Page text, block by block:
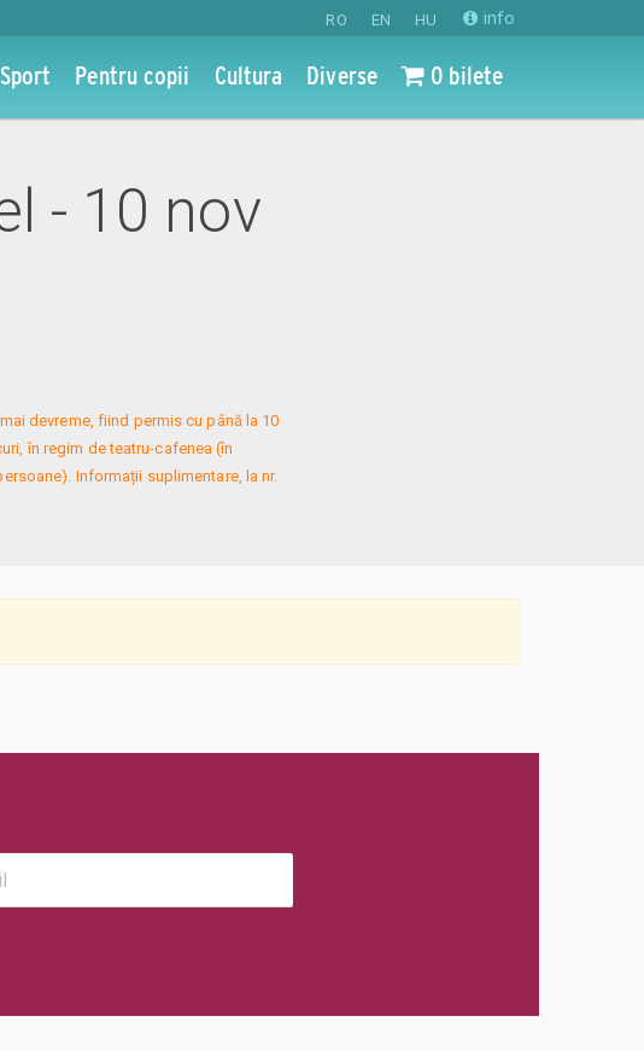
RO EN HU info
Sport Pentru copii Cultura Diverse 0 bilete
- 10 nov
devreme, fiind permis cu până la 10
în regim de teatru-cafenea (în
Informații suplimentare, la nr.